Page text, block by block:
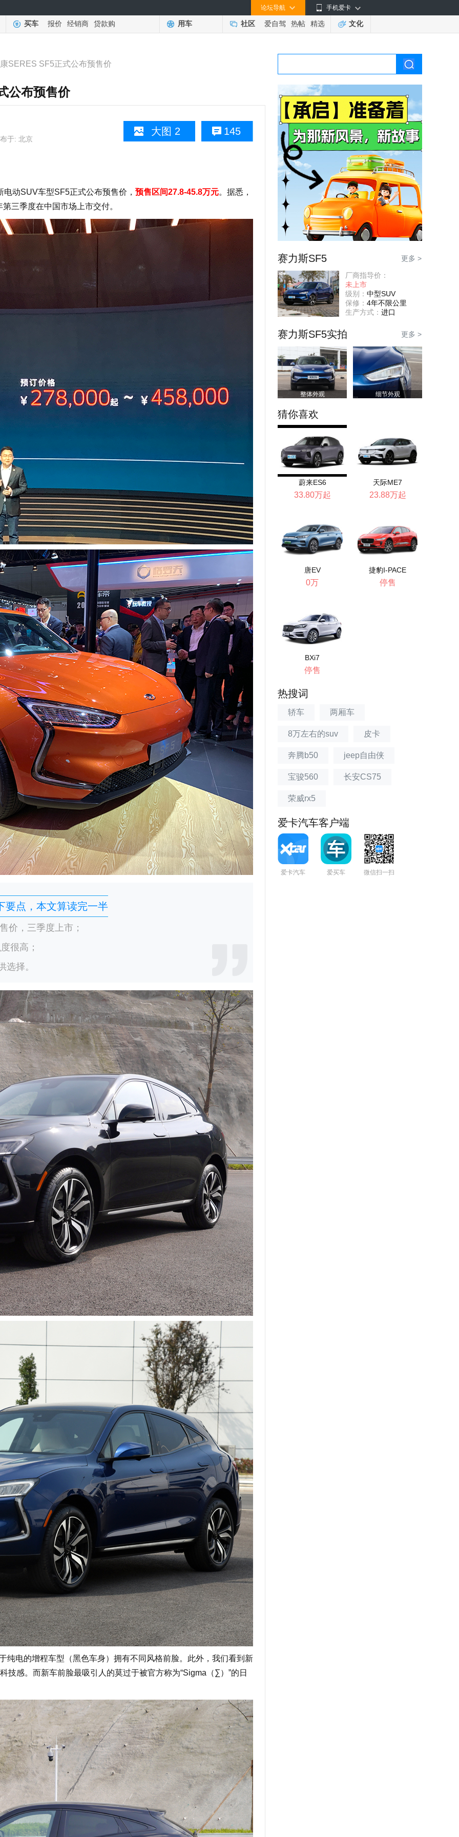
手机爱卡
论坛导航
买车 报价 经销商 贷款购 用车 社区 爱自驾 热帖 精选 文化
SERES SF5正式公布预售价
公布预售价
145
大图 2
于: 北京
SUV车型SF5正式公布预售价， 预售区间27.8-45.8万元。据悉，
三季度在中国市场上市交付。
要点，本文算读完一半
价，三季度上市；
很高；
选择。
的增程车型（黑色车身）拥有不同风格前脸。此外，我们看到新
技感。而新车前脸最吸引人的莫过于被官方称为“Sigma（∑）”的日
赛力斯SF5 更多 >
厂商指导价：
未上市
级别： 中型SUV
保修： 4年不限公里
生产方式： 进口
赛力斯SF5实拍 更多 >
整体外观 细节外观
猜你喜欢
蔚来ES6
33.80万起
天际ME7
23.88万起
唐EV
0万
捷豹I-PACE
停售
BXi7
停售
热搜词
轿车 两厢车
8万左右的suv 皮卡
奔腾b50 jeep自由侠
宝骏560 长安CS75
荣威rx5
爱卡汽车客户端
爱卡汽车 爱买车 微信扫一扫